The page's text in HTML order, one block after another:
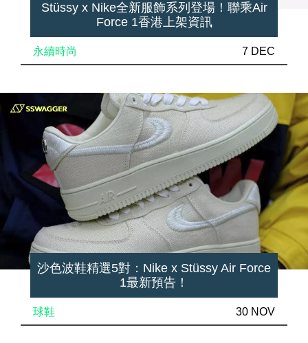
Stüssy x Nike全新服飾系列登場！聯乘Air
Force 1香港上架資訊
永續時尚 7 DEC
沙色波鞋精選5對：Nike x Stüssy Air Force
1最新預告！
球鞋 30 NOV